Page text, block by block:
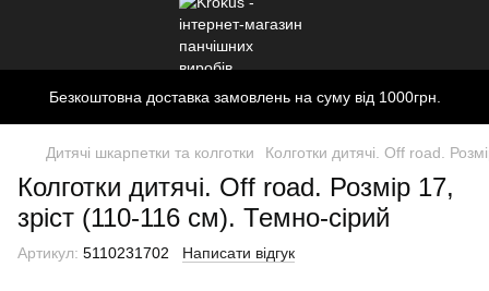
Безкоштовна доставка замовлень на суму від 1000грн.
Дитячі шкарпетки та колготки Колготки дитячі. Off road.
Колготки дитячі. Off road. Розмір 17,
зріст (110-116 см). Темно-сірий
Артикул: 5110231702 Написати відгук